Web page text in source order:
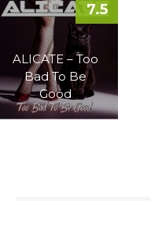
ALICATE – Too
Bad To Be
Good
7.5